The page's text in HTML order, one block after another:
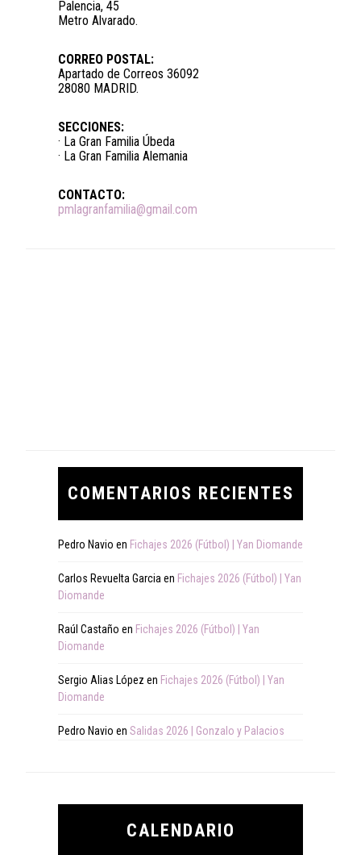
Palencia, 45
Metro Alvarado.
CORREO POSTAL:
Apartado de Correos 36092
28080 MADRID.
SECCIONES:
· La Gran Familia Úbeda
· La Gran Familia Alemania
CONTACTO:
pmlagranfamilia@gmail.com
COMENTARIOS RECIENTES
Pedro Navio en Fichajes 2026 (Fútbol) | Yan Diomande
Carlos Revuelta Garcia en Fichajes 2026 (Fútbol) | Yan
Diomande
Raúl Castaño en Fichajes 2026 (Fútbol) | Yan
Diomande
Sergio Alias López en Fichajes 2026 (Fútbol) | Yan
Diomande
Pedro Navio en Salidas 2026 | Gonzalo y Palacios
CALENDARIO